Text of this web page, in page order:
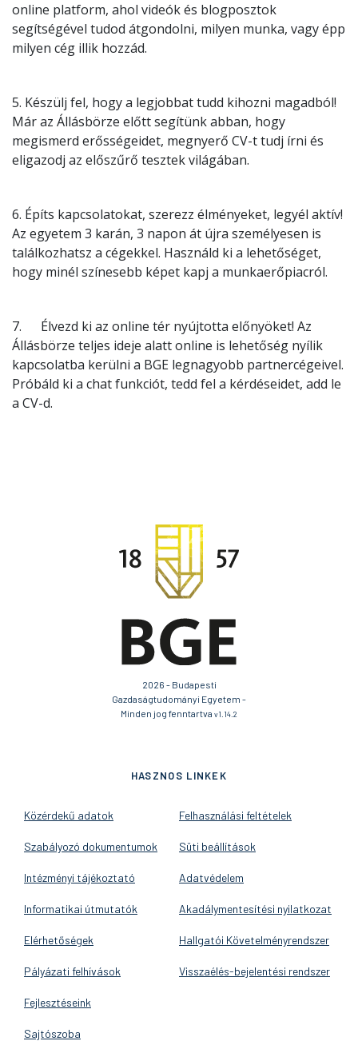
online platform, ahol videók és blogposztok
segítségével tudod átgondolni, milyen munka, vagy épp
milyen cég illik hozzád.
5. Készülj fel, hogy a legjobbat tudd kihozni magadból!
Már az Állásbörze előtt segítünk abban, hogy
megismerd erősségeidet, megnyerő CV-t tudj írni és
eligazodj az előszűrő tesztek világában.
6. Építs kapcsolatokat, szerezz élményeket, legyél aktív!
Az egyetem 3 karán, 3 napon át újra személyesen is
találkozhatsz a cégekkel. Használd ki a lehetőséget,
hogy minél színesebb képet kapj a munkaerőpiacról.
7. Élvezd ki az online tér nyújtotta előnyöket! Az
Állásbörze teljes ideje alatt online is lehetőség nyílik
kapcsolatba kerülni a BGE legnagyobb partnercégeivel.
Próbáld ki a chat funkciót, tedd fel a kérdéseidet, add le
a CV-d.
2026 - Budapesti
Gazdaságtudományi Egyetem -
Minden jog fenntartva v1.14.2
HASZNOS LINKEK
Közérdekű adatok
Szabályozó dokumentumok
Intézményi tájékoztató
Informatikai útmutatók
Elérhetőségek
Pályázati felhívások
Fejlesztéseink
Sajtószoba
Felhasználási feltételek
Süti beállítások
Adatvédelem
Akadálymentesítési nyilatkozat
Hallgatói Követelményrendszer
Visszaélés-bejelentési rendszer